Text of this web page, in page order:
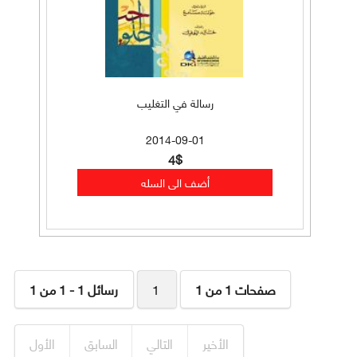
رسالة في التغليب
2014-09-01
4$
رسائل 1 - 1 من 1 1 صفحات 1 من 1
الأول السابق التالي الأخير